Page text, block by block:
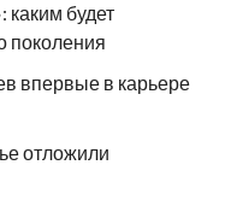
каким будет
поколения
впервые в карьере
отложили